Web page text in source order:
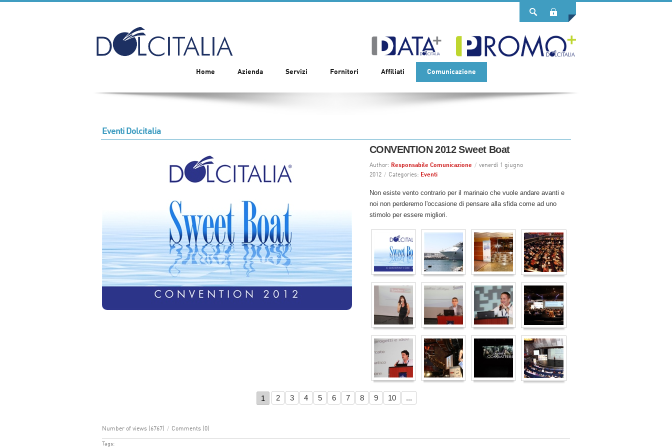
Home Azienda Servizi Fornitori Affiliati Comunicazione
Eventi Dolcitalia
CONVENTION 2012 Sweet Boat
Author: Responsabile Comunicazione / venerdì 1 giugno
2012 / Categories: Eventi
Non esiste vento contrario per il marinaio che vuole andare avanti e
noi non perderemo l'occasione di pensare alla sfida come ad uno
stimolo per essere migliori.
1 2 3 4 5 6 7 8 9 10 ...
Number of views (6767) / Comments (0)
Tags: